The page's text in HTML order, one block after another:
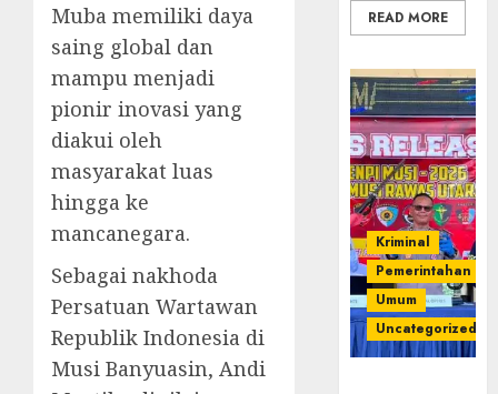
Muba memiliki daya
saing global dan
mampu menjadi
pionir inovasi yang
diakui oleh
masyarakat luas
hingga ke
mancanegara.
Sebagai nakhoda
Persatuan Wartawan
Republik Indonesia di
Musi Banyuasin, Andi
READ MORE
Kriminal
Pemerintahan
Umum
Uncategorized